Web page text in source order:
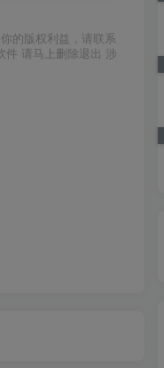
的版权利益，请联系
件 请马上删除退出 涉